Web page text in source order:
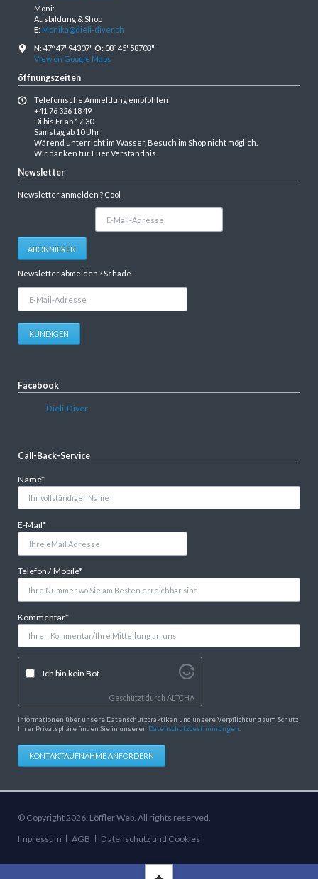
Moni:
Ausbildung & Shop
E: Monika@dieli-diver.ch
N:47º 47' 94307" O:08º 45' 58703"
View on Google Maps
öffnungszeiten
Telefonische Anmeldung empfohlen
+41 76 326 18 49
Di bis Fr ab 17:30
Samstag ab 10 Uhr
Wärend unterricht im Wasser, Besuch im Shop nicht möglich.
Wir danken für Euer Verständnis.
Newsletter
Newsletter anmelden ? Cool
Adresse
ABONNIEREN
Newsletter abmelden ? Schade...
Adresse
KÜNDIGEN
Facebook
Dieli-Diver
Call-Back-Service
Pflichtfeld
Name*
Pflichtfeld
E-Mail*
Pflichtfeld
Telefon / Mobile*
Pflichtfeld
Kommentar*
Ich bin kein Bot.
Geschützt durchALTCHA
Informationen über unsere Datenschutzpraktiken und unsere Verpflichtung zum Schutz
Ihrer Privatsphäre finden Sie in unseren Datenschutzbestimmungen
KONTAKTAUFNAHME ANFORDERN
© Copyright 2026. Löffler Web. All rights reserved.
Navigation
Impressum AGB Datenschutz und Cookies